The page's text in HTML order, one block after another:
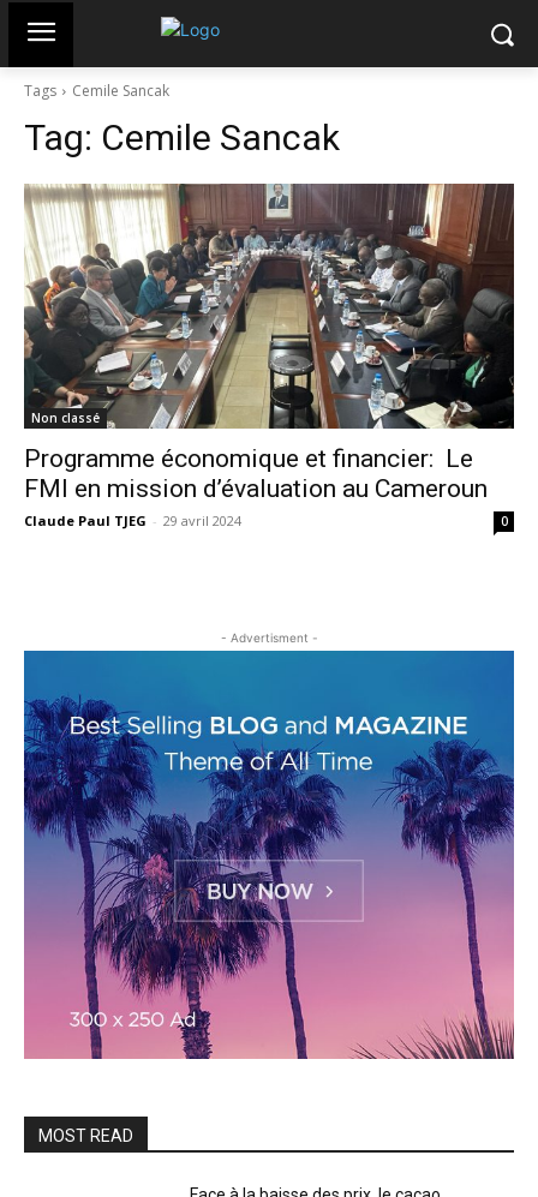
Tags Cemile Sancak
Tag: Cemile Sancak
Non classé
Programme économique et financier: Le
FMI en mission d’évaluation au Cameroun
Claude Paul TJEG - 29 avril 2024 0
- Advertisment -
MOST READ